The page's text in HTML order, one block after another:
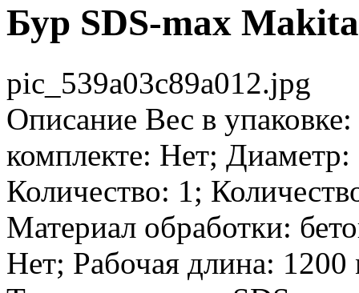
Бур SDS-max
pic_539a03c89a012.jpg
Описание Вес в
комплекте: Нет;
Количество: 1;
Материал обработки:
Нет; Рабочая длина: